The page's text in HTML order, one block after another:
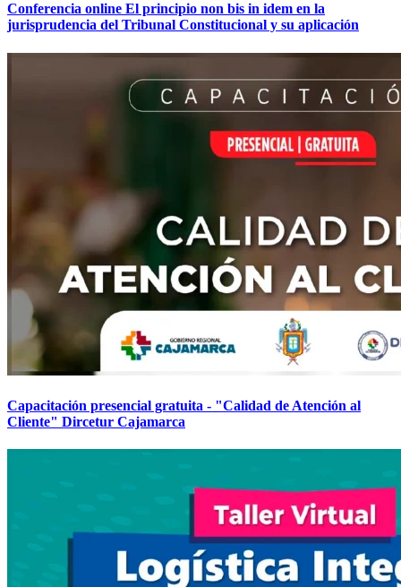
Conferencia online El principio non bis in idem en la
jurisprudencia del Tribunal Constitucional y su aplicación
Capacitación presencial gratuita - "Calidad de Atención al
Cliente" Dircetur Cajamarca